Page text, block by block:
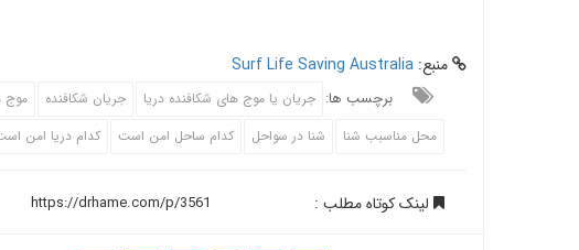
منبع: Surf Life Saving Australia
برچسب ها: جریان یا موج های شکافنده دریا جریان شکافنده موج
محل مناسبب شنا
شنا در سواحل کدام ساحل امن است کدام دریا امن
لینک کوتاه مطلب :